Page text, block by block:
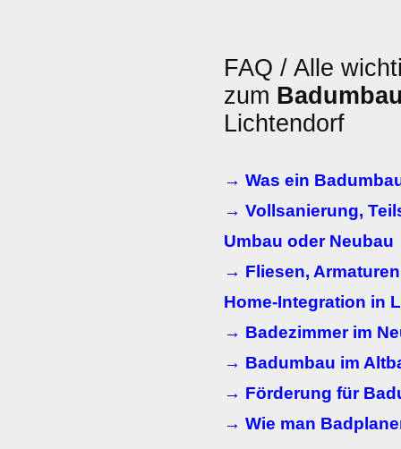
FAQ / Alle
zum
Lichtendorf
→ Was ein
→ Vollsanierung,
Umbau oder Neubau
→ Fliesen,
Home-Integration in
→ Badezimmer im
→ Badumbau im
→ Förderung für
→ Wie man